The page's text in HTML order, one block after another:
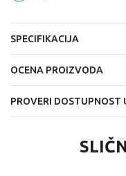
SPECIFIKACIJA
OCENA PROIZVODA
PROVERI DOSTUPNOST